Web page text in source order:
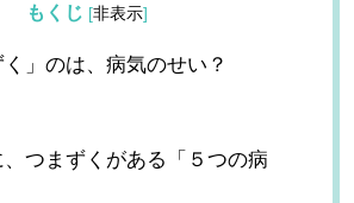
クリニック名古屋 開設
もくじ [非表示]
」のは、病気のせい？
つまずくがある「５つの病